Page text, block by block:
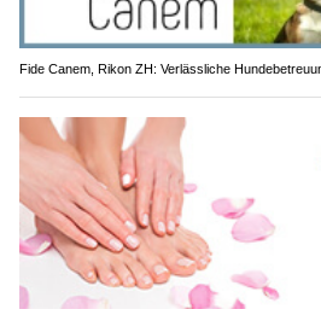
Fide Canem, Rikon ZH: Verlässliche